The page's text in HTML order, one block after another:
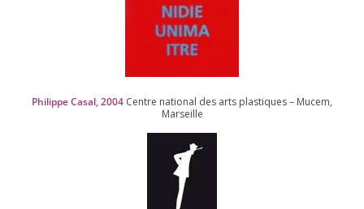
Philippe Casal,2004 Centre natio­nal des arts plas­tiques – Mucem,
Marseille